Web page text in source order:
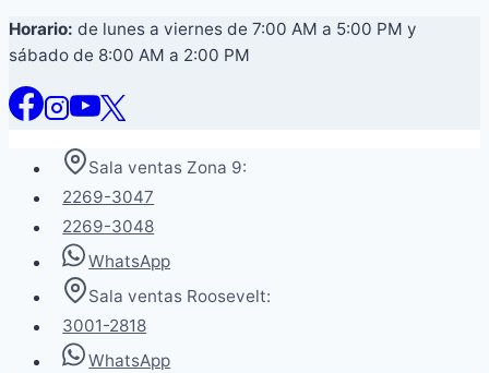
Saltar
al
contenido
Horario: de lunes a viernes de 7:00 AM a 5:00 PM y
sábado de 8:00 AM a 2:00 PM
Sala ventas Zona 9:
2269-3047
2269-3048
WhatsApp
Sala ventas Roosevelt:
3001-2818
WhatsApp